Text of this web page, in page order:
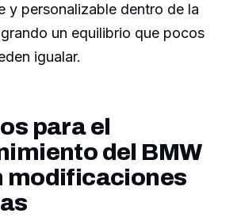
y personalizable dentro de la
un equilibrio que pocos
igualar.
para el
del BMW
modificaciones